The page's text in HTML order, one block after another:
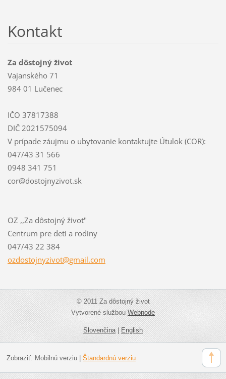
Kontakt
Za dôstojný život
Vajanského 71
984 01 Lučenec
IČO 37817388
DIČ 2021575094
V prípade záujmu o ubytovanie kontaktujte Útulok (COR):
047/43 31 566
0948 341 751
cor@dostojnyzivot.sk
OZ ,,Za dôstojný život"
Centrum pre deti a rodiny
047/43 22 384
ozdostojnyzivot@gmail.com
© 2011 Za dôstojný život
Vytvorené službouWebnode
Slovenčina|English
Zobraziť: Mobilnú verziu| Štandardnú verziu